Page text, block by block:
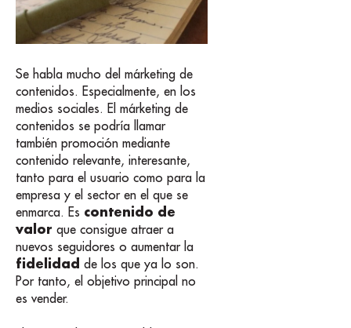
Se habla mucho del márketing de
contenidos. Especialmente, en los
medios sociales. El márketing de
contenidos se podría llamar
también promoción mediante
contenido relevante, interesante,
tanto para el usuario como para la
empresa y el sector en el que se
enmarca. Es contenido de
valor que consigue atraer a
nuevos seguidores o aumentar la
fidelidad de los que ya lo son.
Por tanto, el objetivo principal no
es vender.